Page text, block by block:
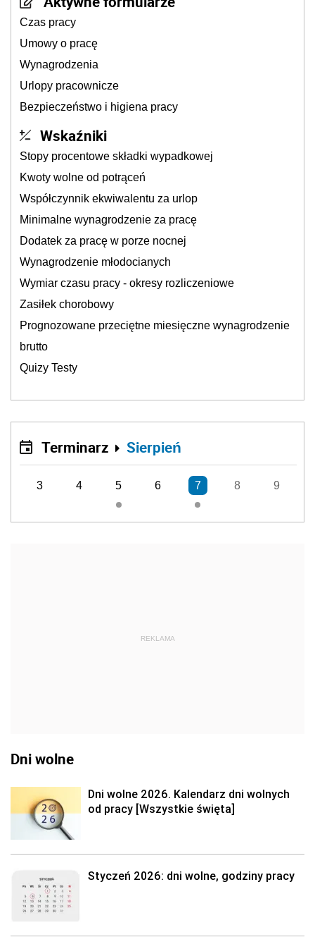
Czas pracy
Umowy o pracę
Wynagrodzenia
Urlopy pracownicze
Bezpieczeństwo i higiena pracy
Wskaźniki
Stopy procentowe składki wypadkowej
Kwoty wolne od potrąceń
Współczynnik ekwiwalentu za urlop
Minimalne wynagrodzenie za pracę
Dodatek za pracę w porze nocnej
Wynagrodzenie młodocianych
Wymiar czasu pracy - okresy rozliczeniowe
Zasiłek chorobowy
Prognozowane przeciętne miesięczne wynagrodzenie
brutto
Quizy Testy
Terminarz Sierpień
3 4 5 6 7 8 9
REKLAMA
Dni wolne
Dni wolne 2026. Kalendarz dni wolnych
od pracy [Wszystkie święta]
Styczeń 2026: dni wolne, godziny pracy